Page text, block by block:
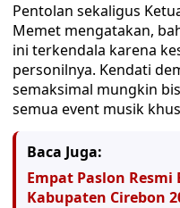
Pentolan sekaligus
Memet mengatakan,
ini terkendala karena
personilnya. Kendati
semaksimal mungkin
semua event musik
Baca Juga:
Empat Paslon
Kabupaten Cirebon